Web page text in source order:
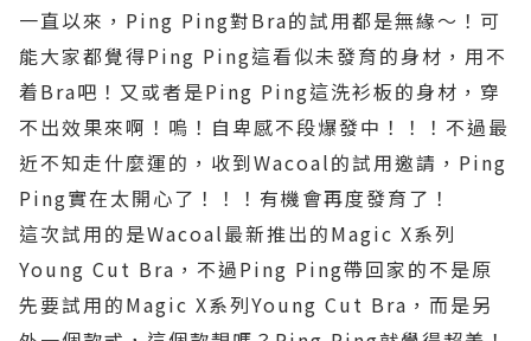
一直以來， Ping Ping對Bra的試用都是無緣～！可
能大家都覺得Ping Ping這看似未發育的身材，用不
着Bra吧！又或者是Ping Ping這洗衫板的身材，穿
不出效果來啊！嗚！自卑感不段爆發中！！！不過最
近不知走什麼運的，收到Wacoal的試用邀請， Ping
Ping實在太開心了！！！有機會再度發育了！
這次試用的是Wacoal最新推出的Magic X系列
Young Cut Bra ，不過Ping Ping帶回家的不是原
先要試用的Magic X系列Young Cut Bra ，而是另